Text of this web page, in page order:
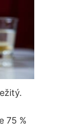
75 %